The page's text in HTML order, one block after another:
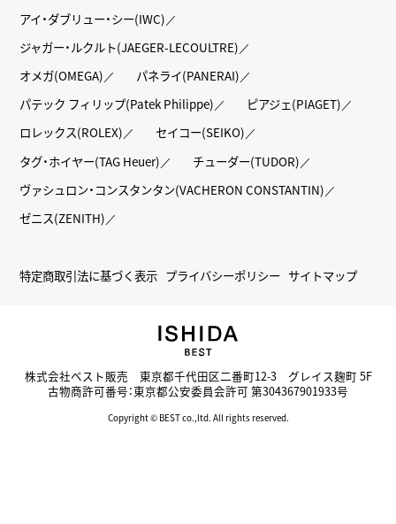
アイ・ダブリュー・シー(IWC)
ジャガー・ルクルト(JAEGER-LECOULTRE)
オメガ(OMEGA)
パネライ(PANERAI)
パテック フィリップ(Patek Philippe)
ピアジェ(PIAGET)
ロレックス(ROLEX)
セイコー(SEIKO)
タグ・ホイヤー(TAG Heuer)
チューダー(TUDOR)
ヴァシュロン・コンスタンタン(VACHERON CONSTANTIN)
ゼニス(ZENITH)
特定商取引法に基づく表示 プライバシーポリシー サイトマップ
株式会社ベスト販売 東京都千代田区二番町12-3 グレイス麹町 5F
古物商許可番号：東京都公安委員会許可 第304367901933号
Copyright © BEST co.,ltd. All rights reserved.